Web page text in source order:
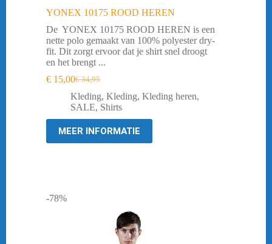
YONEX 10175 ROOD HEREN
De YONEX 10175 ROOD HEREN is een
nette polo gemaakt van 100% polyester dry-
fit. Dit zorgt ervoor dat je shirt snel droogt
en het brengt ...
€34,95
Oorspronkelijke
prijs
was:
€ 34,95.
€ 15,00Huidige
prijs
is:
€ 15,00.
Kleding, Kleding, Kleding heren,
SALE, Shirts
MEER INFORMATIE
-78%